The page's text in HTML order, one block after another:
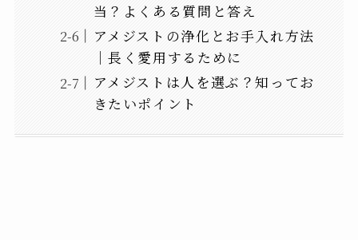
当？よくある質問と答え
アメジストの浄化とお手入れ方法
｜長く愛用するために
アメジストは人を選ぶ？知ってお
きたいポイント